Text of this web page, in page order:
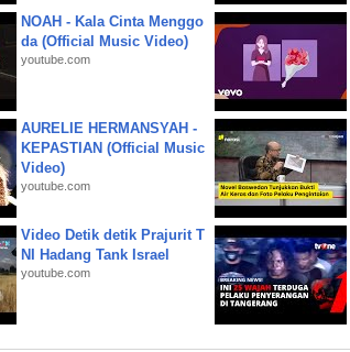
NOAH - Kala Cinta Menggo
da (Official Music Video)
youtube.com
AURELIE HERMANSYAH -
KEPASTIAN (Official Music
Video)
youtube.com
Video Detik detik Prajurit T
NI Hadang Tank Israel
youtube.com